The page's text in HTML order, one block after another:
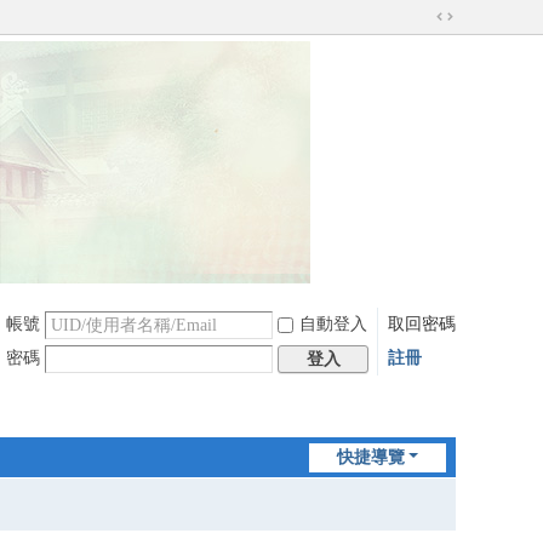
切
帳號 自動登入
取回密碼
密碼
登入 註冊
快捷導覽